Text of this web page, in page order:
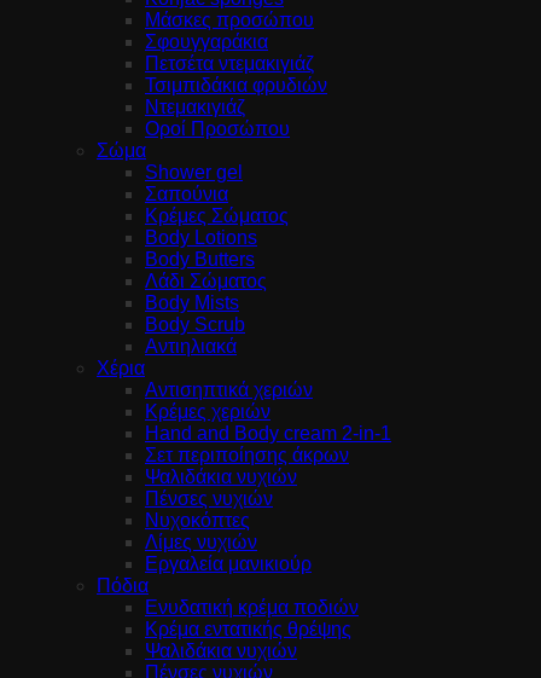
Μάσκες προσώπου
Σφουγγαράκια
Πετσέτα ντεμακιγιάζ
Τσιμπιδάκια φρυδιών
Ντεμακιγιάζ
Οροί Προσώπου
Σώμα
Shower gel
Σαπούνια
Κρέμες Σώματος
Body Lotions
Body Butters
Λάδι Σώματος
Body Mists
Body Scrub
Αντιηλιακά
Χέρια
Αντισηπτικά χεριών
Κρέμες χεριών
Hand and Body cream 2-in-1
Σετ περιποίησης άκρων
Ψαλιδάκια νυχιών
Πένσες νυχιών
Νυχοκόπτες
Λίμες νυχιών
Εργαλεία μανικιούρ
Πόδια
Ενυδατική κρέμα ποδιών
Κρέμα εντατικής θρέψης
Ψαλιδάκια νυχιών
Πένσες νυχιών